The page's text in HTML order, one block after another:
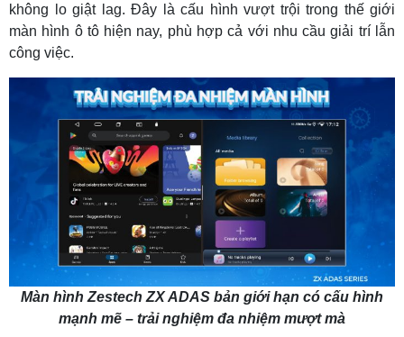
không lo giật lag. Đây là cấu hình vượt trội trong thế giới
màn hình ô tô hiện nay, phù hợp cả với nhu cầu giải trí lẫn
công việc.
Màn hình Zestech ZX ADAS bản giới hạn có cấu hình
mạnh mẽ – trải nghiệm đa nhiệm mượt mà